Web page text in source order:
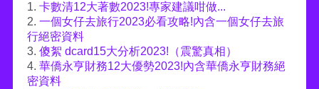
1. 卡數清12大著數2023!專家建議咁做...
2. 一個女仔去旅行2023必看攻略!內含一個女仔去旅
行絕密資料
3. 傻絮 dcard15大分析2023!（震驚真相）
4. 華僑永亨財務12大優勢2023!內含華僑永亨財務絕
密資料